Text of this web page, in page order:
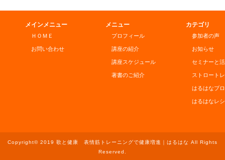
メインメニュー
ＨＯＭＥ
お問い合わせ
メニュー
プロフィール
講座の紹介
講座スケジュール
著書のご紹介
カテゴリ
参加者の声
お知らせ
セミナーと
ストロート
はるはなブ
はるはなレ
Copyright© 2019 歌と健康 表情筋トレーニングで健康増進｜はるはな All Rights
Reserved.